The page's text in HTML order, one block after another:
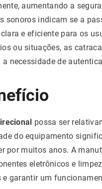
aumentando a
sonoros indicam se a
e eficiente para os
ou situações, as
necessidade de
possa ser
do equipamento
por muitos anos. A
eletrônicos e
garantir um